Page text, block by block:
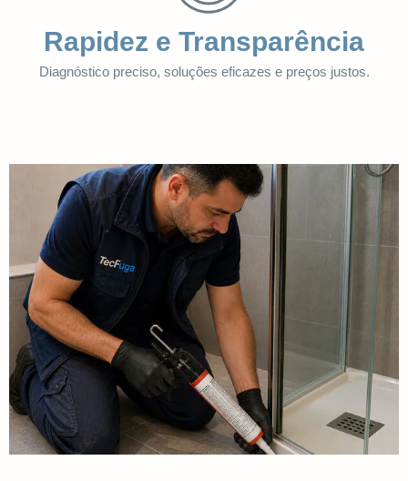
Rapidez e Transparência
Diagnóstico preciso, soluções eficazes e preços justos.